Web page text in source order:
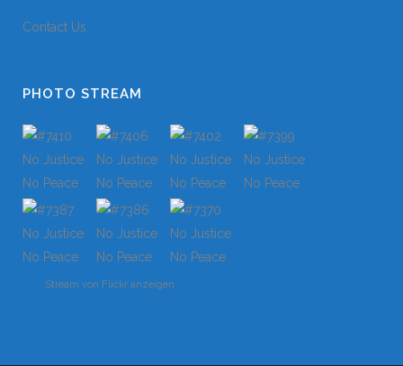
Contact Us
PHOTO STREAM
Stream von Flickr anzeigen